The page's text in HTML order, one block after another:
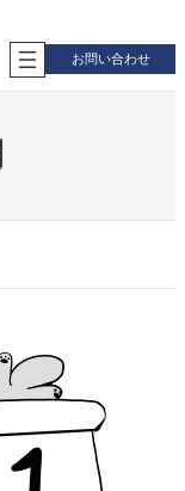
お問い合わせ